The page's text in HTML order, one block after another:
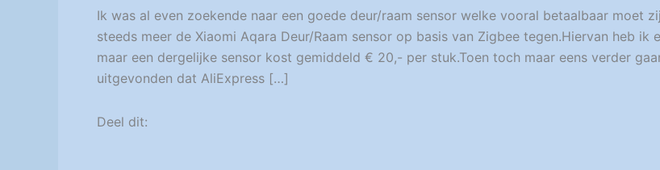
Ik was al even zoekende naar een goede deur/raam sensor welke vooral betaalbaar moet
steeds meer de Xiaomi Aqara Deur/Raam sensor op basis van Zigbee tegen.Hiervan heb ik
maar een dergelijke sensor kost gemiddeld € 20,- per stuk.Toen toch maar eens verder
uitgevonden dat AliExpress […]
Deel dit: